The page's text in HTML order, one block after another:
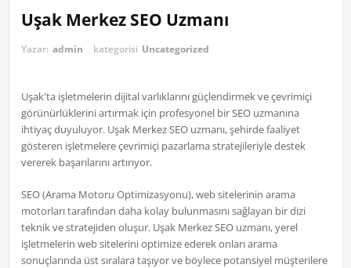
Uşak Merkez SEO Uzmanı
Yazar: admin kategorisi Uncategorized
Uşak'ta işletmelerin dijital varlıklarını güçlendirmek ve çevrimiçi
görünürlüklerini artırmak için profesyonel bir SEO uzmanına
ihtiyaç duyuluyor. Uşak Merkez SEO uzmanı, şehirde faaliyet
gösteren işletmelere çevrimiçi pazarlama stratejileriyle destek
vererek başarılarını artırıyor.
SEO (Arama Motoru Optimizasyonu), web sitelerinin arama
motorları tarafından daha kolay bulunmasını sağlayan bir dizi
teknik ve stratejiden oluşur. Uşak Merkez SEO uzmanı, yerel
işletmelerin web sitelerini optimize ederek onları arama
sonuçlarında üst sıralara taşıyor ve böylece potansiyel müşterilere